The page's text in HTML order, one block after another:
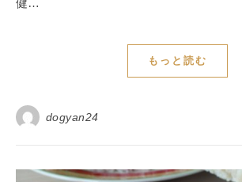
健…
もっと読む
dogyan24